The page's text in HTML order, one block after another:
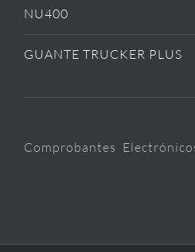
NU400
GUANTE TRUCKER PLUS
Comprobantes